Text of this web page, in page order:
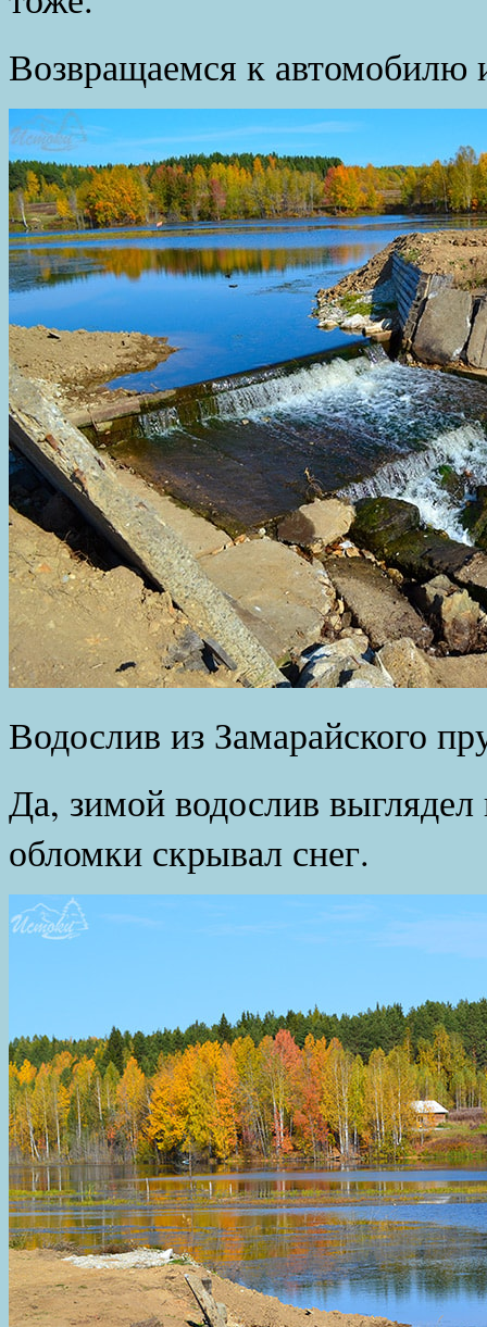
Возвращаемся к автомобилю
Водослив из Замарайского
Да, зимой водослив
обломки скрывал снег.